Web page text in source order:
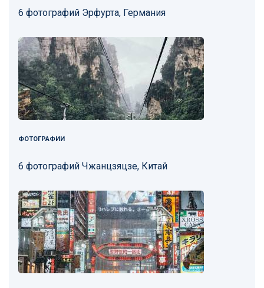
6 фотографий Эрфурта, Германия
ФОТОГРАФИИ
6 фотографий Чжанцзяцзе, Китай